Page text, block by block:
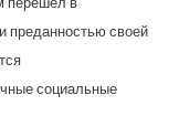
преданностью своей
социальные